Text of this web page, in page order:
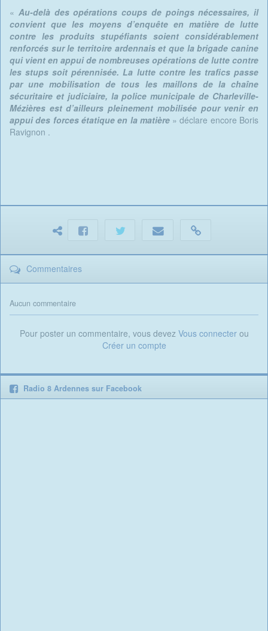
« Au-delà des opérations coups de poings nécessaires, il
convient que les moyens d’enquête en matière de lutte
contre les produits stupéfiants soient considérablement
renforcés sur le territoire ardennais et que la brigade canine
qui vient en appui de nombreuses opérations de lutte contre
les stups soit pérennisée.La lutte contre les trafics passe
par une mobilisation de tous les maillons de la chaîne
sécuritaire et judiciaire, la police municipale de Charleville-
Mézières est d’ailleurs pleinement mobilisée pour venir en
appui des forces étatique en la matière» déclare encore Boris
Ravignon .
Commentaires
Aucun commentaire
Pour poster un commentaire, vous devez Vous connecterou
Créer un compte
Radio 8 Ardennes sur Facebook